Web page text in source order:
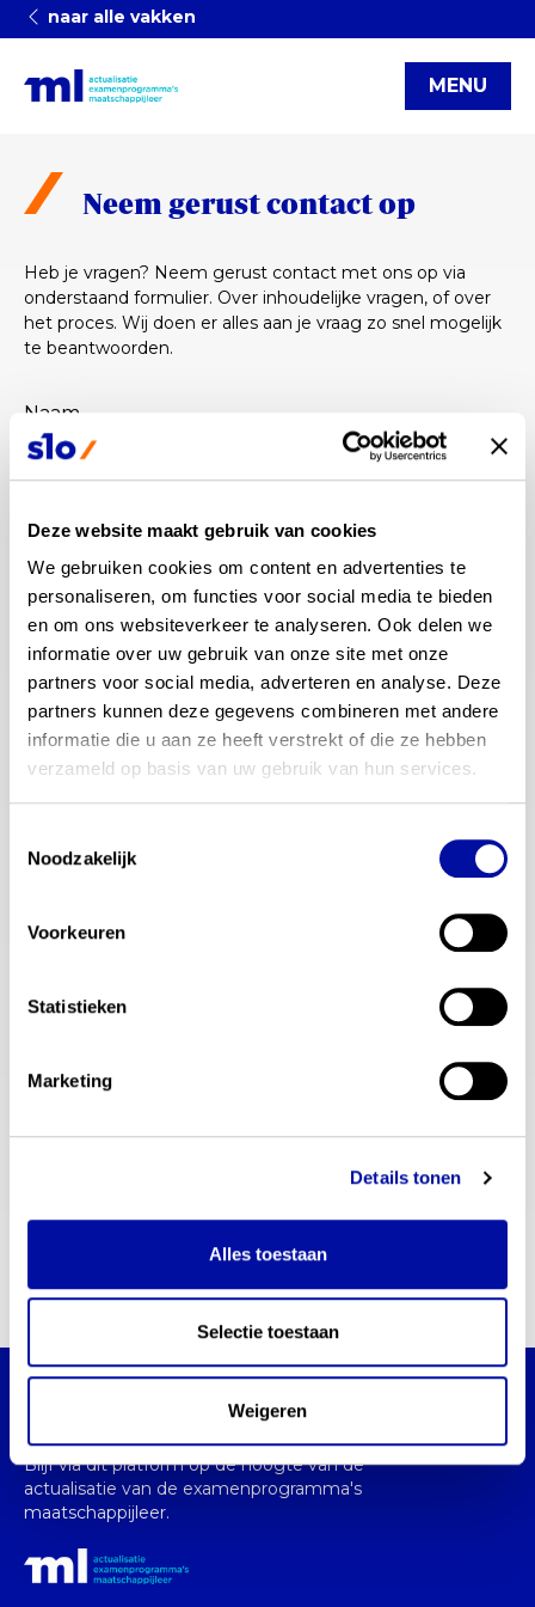
Deze website maakt gebruik van cookies
We gebruiken cookies om content en advertenties te
personaliseren, om functies voor social media te bieden
en om ons websiteverkeer te analyseren. Ook delen we
informatie over uw gebruik van onze site met onze
partners voor social media, adverteren en analyse. Deze
partners kunnen deze gegevens combineren met andere
informatie die u aan ze heeft verstrekt of die ze hebben
verzameld op basis van uw gebruik van hun services.
Noodzakelijk
Voorkeuren
Statistieken
Marketing
Details tonen
Alles toestaan
Selectie toestaan
Weigeren
naar alle vakken
MENU
Neem gerust contact op
Heb je vragen? Neem gerust contact met ons op via
onderstaand formulier. Over inhoudelijke vragen, of over
het proces. Wij doen er alles aan je vraag zo snel mogelijk
te beantwoorden.
Naam
Voornaam
E-mailadres
Stel hieronder je vraag:
Verzenden
E-mail
Stationsplein 1, 3818 LE, Amersfoort
Postbus 502, 3008AM, Amersfoort Nederland
communicatie@slo.nl
Blijf via dit platform op de hoogte van de
actualisatie van de examenprogramma's
maatschappijleer.